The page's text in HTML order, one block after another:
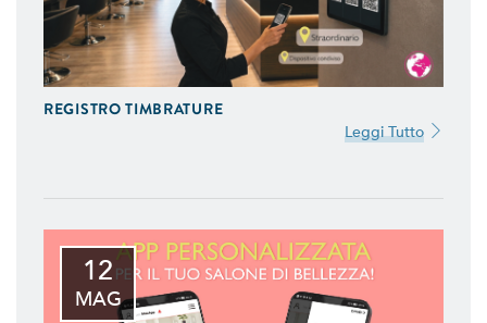
REGISTRO TIMBRATURE
Leggi Tutto
12
MAG